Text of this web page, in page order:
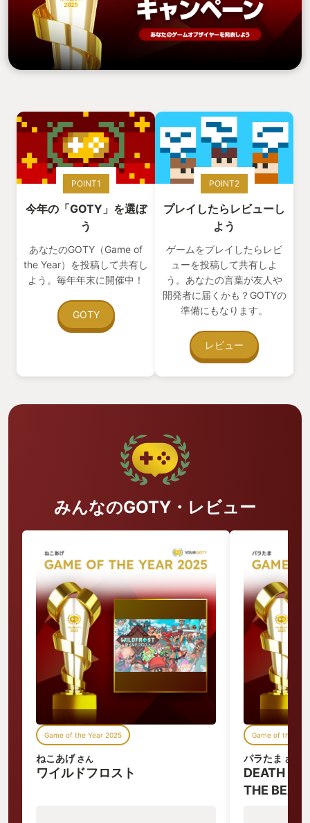
POINT1
今年の「GOTY」を選ぼ
う
あなたのGOTY（Game of
the Year）を投稿して共有し
よう。毎年年末に開催中！
GOTY
POINT2
プレイしたらレビューし
よう
ゲームをプレイしたらレビ
ューを投稿して共有しよ
う。あなたの言葉が友人や
開発者に届くかも？GOTYの
準備にもなります。
レビュー
みんなのGOTY・レビュー
Game of the Year 2025
ねこあげさん
ワイルドフロスト
Game of the
パラたま さん
DEATH
THE